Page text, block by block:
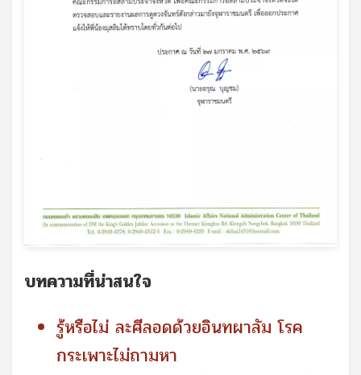
บทความที่น่าสนใจ
รู้หรือไม่ ละศีลอดด้วยอินทผาลัม โรค
กระเพาะไม่ถามหา